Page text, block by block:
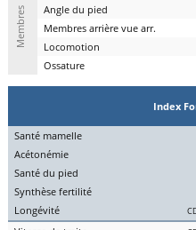
Membres
Angle du pied
Membres arrière vue arr.
Locomotion
Ossature
Index
Santé mamelle
Acétonémie
Santé du pied
Synthèse fertilité
Longévité